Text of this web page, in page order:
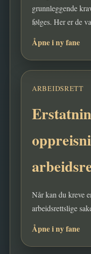
grunnleggende
følges. Her er de
Åpne i ny fane
ARBEIDSRETT
Når kan du kreve
arbeidsrettslige
Åpne i ny fane